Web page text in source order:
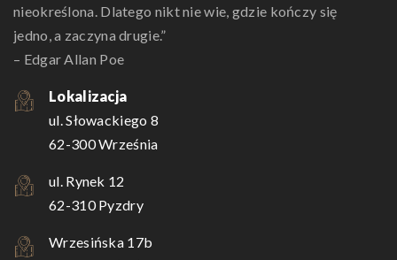
nieokreślona. Dlatego nikt nie wie, gdzie kończy się
jedno, a zaczyna drugie.”
– Edgar Allan Poe
Lokalizacja
ul. Słowackiego 8
62-300 Września
ul. Rynek 12
62-310 Pyzdry
Wrzesińska 17b